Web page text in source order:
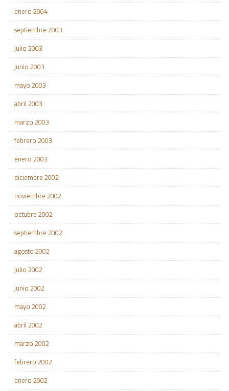
enero 2004
septiembre 2003
julio 2003
junio 2003
mayo 2003
abril 2003
marzo 2003
febrero 2003
enero 2003
diciembre 2002
noviembre 2002
octubre 2002
septiembre 2002
agosto 2002
julio 2002
junio 2002
mayo 2002
abril 2002
marzo 2002
febrero 2002
enero 2002